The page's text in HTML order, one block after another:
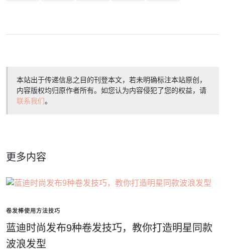
本站出于传递信息之目的刊登本文，若未明确标注本站原创，
内容版权均归原作者所有。如您认为内容侵犯了您的权益，请
联系我们。
更多内容
卷发棒使用方法技巧
蓝迪时尚发布9种卷发技巧，教你打造明星同款
波浪发型